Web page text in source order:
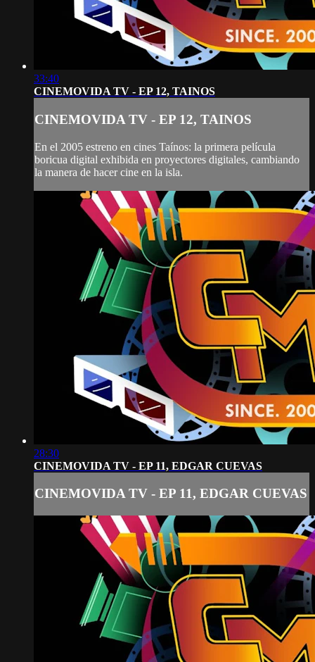
33:40
CINEMOVIDA TV - EP 12, TAINOS
CINEMOVIDA TV - EP 12, TAINOS
En el 2005 estreno en cines Taínos: la primera película
boricua digital exhibida en proyectores digitales, cambiando
la manera de hacer cine en la isla.
28:30
CINEMOVIDA TV - EP 11, EDGAR CUEVAS
CINEMOVIDA TV - EP 11, EDGAR CUEVAS